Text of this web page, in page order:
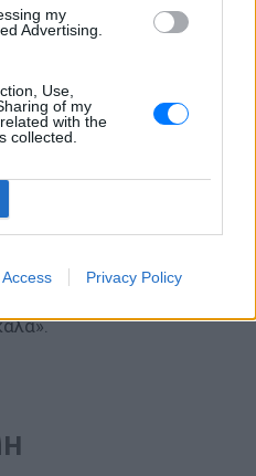
my
Advertising.
Use,
of my
with the
collected.
Privacy Policy
Ντονμπάς.
προς τη Ρωσία φαίνεται
«ρεαλιστικές»
μας, να σταματήσουν
στρατηγικής